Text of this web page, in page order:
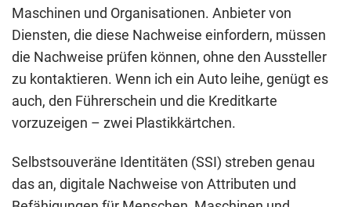
Maschinen und Organisationen. Anbieter von
Diensten, die diese Nachweise einfordern, müssen
die Nachweise prüfen können, ohne den Aussteller
zu kontaktieren. Wenn ich ein Auto leihe, genügt es
auch, den Führerschein und die Kreditkarte
vorzuzeigen – zwei Plastikkärtchen.
Selbstsouveräne Identitäten (SSI) streben genau
das an, digitale Nachweise von Attributen und